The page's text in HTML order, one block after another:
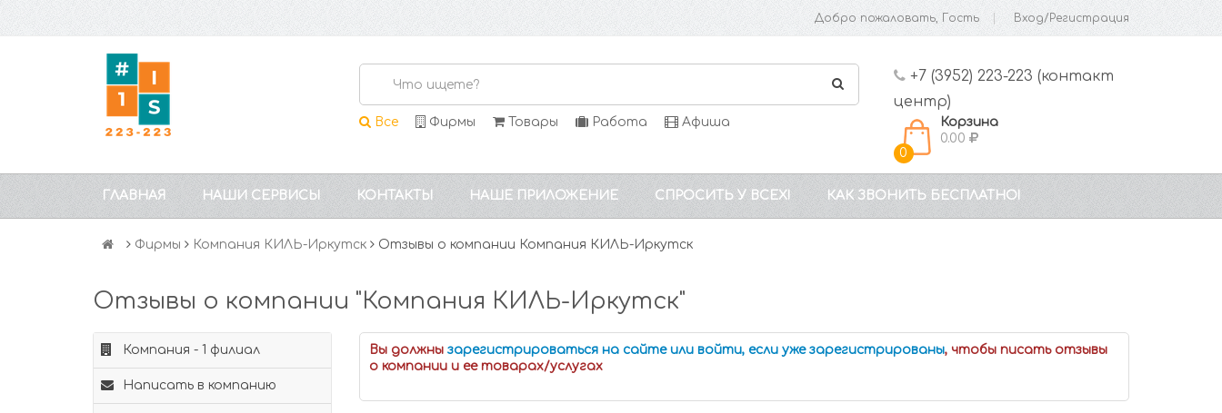
Добро пожаловать, Гость Вход/Регистрация
Все Фирмы Товары Работа Афиша
+7 (3952) 223-223 (контакт
центр)
0
Корзина
0.00
ГЛАВНАЯ НАШИ СЕРВИСЫ КОНТАКТЫ НАШЕ ПРИЛОЖЕНИЕ СПРОСИТЬ У ВСЕХ! КАК ЗВОНИТЬ БЕСПЛАТНО!
Фирмы Компания КИЛЬ-Иркутск Отзывы о компании Компания КИЛЬ-Иркутск
Отзывы о компании "Компания КИЛЬ-Иркутск"
Компания - 1 филиал
Написать в компанию
Вы должны зарегистрироваться на сайте или войти, если уже зарегистрированы, чтобы писать отзывы
о компании и ее товарах/услугах